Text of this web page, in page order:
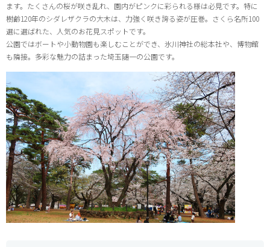
ます。たくさんの桜が咲き乱れ、園内がピンクに彩られる様は必見です。特に
樹齢120年のシダレザクラの大木は、力強く咲き誇る姿が圧巻。さくら名所100
選に選ばれた、人気のお花見スポットです。
公園ではボートや小動物園も楽しむことができ、氷川神社の総本社や、博物館
も隣接。多彩な魅力の詰まった埼玉随一の公園です。